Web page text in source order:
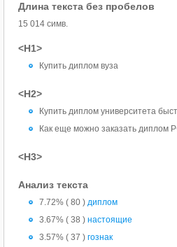
Длина текста без пробелов
15 014 симв.
<H1>
Купить диплом вуза
<H2>
Купить диплом университета
Как еще можно заказать диплом
<H3>
Анализ текста
7.72% ( 80 ) диплом
3.67% ( 38 ) настоящие
3.57% ( 37 ) гознак